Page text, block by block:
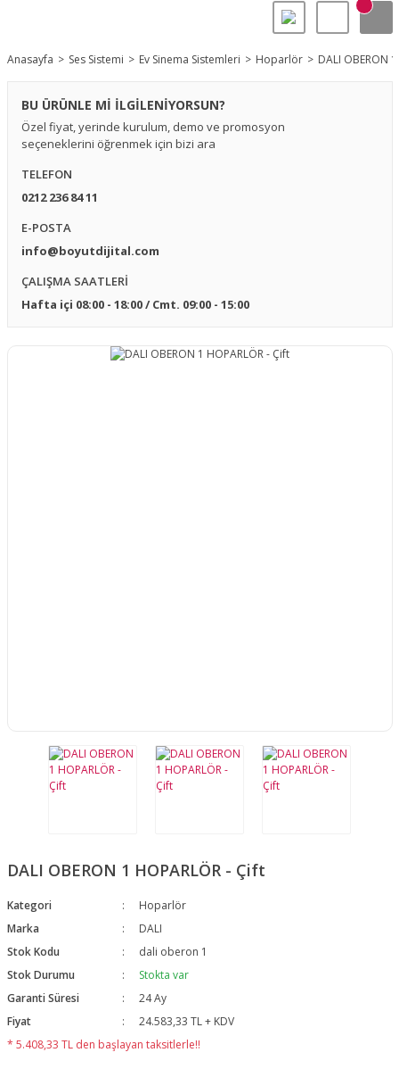
Anasayfa Ses Sistemi Ev Sinema Sistemleri Hoparlör DALI OBERON
BU ÜRÜNLE Mİ İLGİLENİYORSUN?
Özel fiyat, yerinde kurulum, demo ve promosyon
seçeneklerini öğrenmek için bizi ara
TELEFON
0212 236 84 11
E-POSTA
info@boyutdijital.com
ÇALIŞMA SAATLERİ
Hafta içi 08:00 - 18:00 / Cmt. 09:00 - 15:00
DALI OBERON 1 HOPARLÖR - Çift
Kategori
Hoparlör
Marka
DALI
Stok Kodu
dali oberon 1
Stok Durumu
Stokta var
Garanti Süresi
24 Ay
Fiyat
24.583,33 TL + KDV
* 5.408,33 TL den başlayan taksitlerle!!